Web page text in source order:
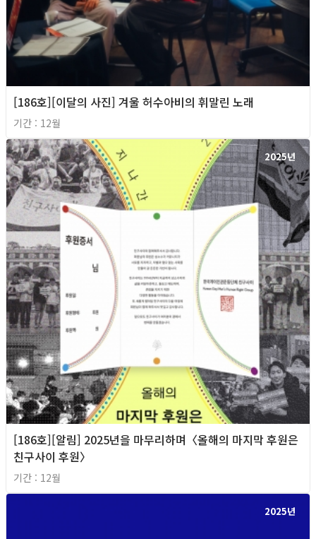
[186호][이달의 사진] 겨울 허수아비의 휘말린 노래
기간 : 12월
2025년
[186호][알림] 2025년을 마무리하며〈올해의 마지막 후원은
친구사이 후원〉
기간 : 12월
2025년